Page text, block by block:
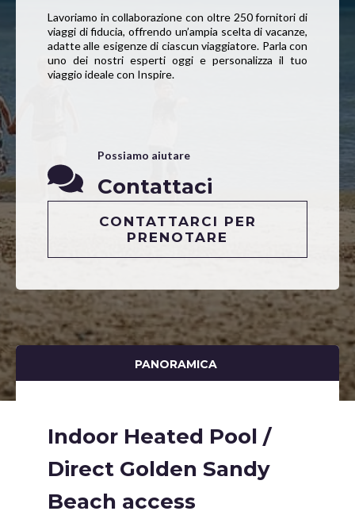
Lavoriamo in collaborazione con oltre 250 fornitori di
viaggi di fiducia, offrendo un’ampia scelta di vacanze,
adatte alle esigenze di ciascun viaggiatore. Parla con
uno dei nostri esperti oggi e personalizza il tuo
viaggio ideale con Inspire.
Possiamo aiutare
Contattaci
CONTATTARCI PER
PRENOTARE
PANORAMICA
Indoor Heated Pool /
Direct Golden Sandy
Beach access